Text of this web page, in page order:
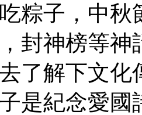
粽子，中秋
封神榜等神
了解下文化
是紀念愛國